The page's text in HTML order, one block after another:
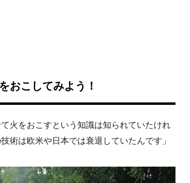
おこしてみよう！
て火をおこすという知識は知られていたけれ
術は欧米や日本では衰退していたんです」